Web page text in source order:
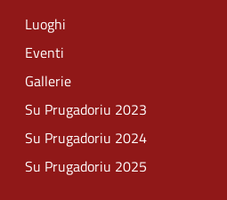
Luoghi
Eventi
Gallerie
Su Prugadoriu 2023
Su Prugadoriu 2024
Su Prugadoriu 2025